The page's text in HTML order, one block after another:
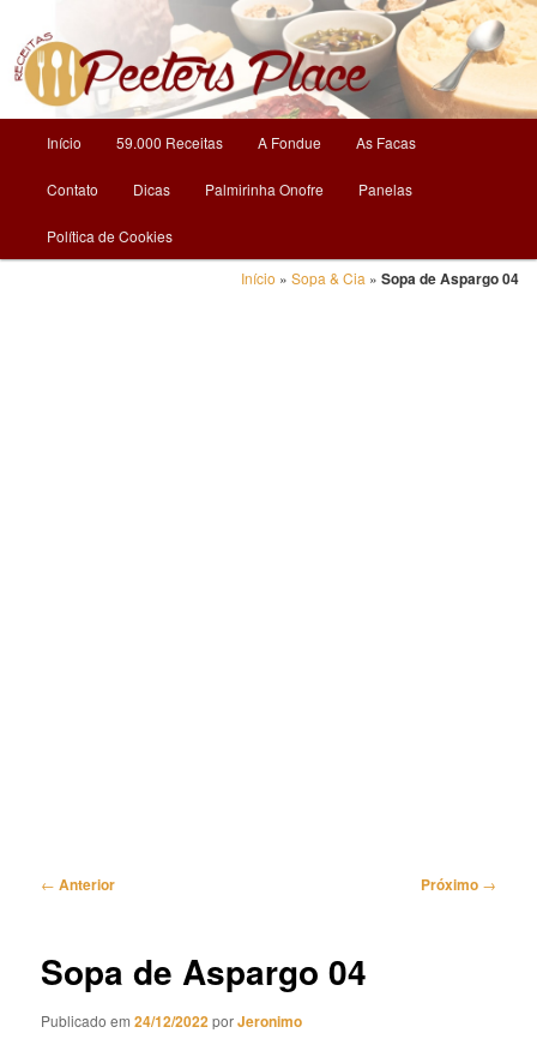
Receitas | Peeters Place
O Mundo da Culinária
principal
Pular
para
o
Início 59.000 Receitas A Fondue As Facas
Contato Dicas Palmirinha Onofre Panelas
Política de Cookies
Início » Sopa & Cia » Sopa de Aspargo 04
Navegação
← Anterior Próximo →
Sopa de Aspargo 04
Publicado em24/12/2022porJeronimo